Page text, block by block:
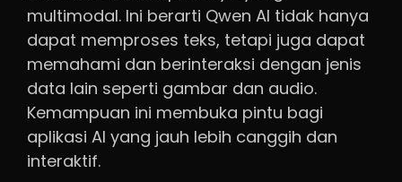
multimodal. Ini berarti Qwen AI tidak hanya
dapat memproses teks, tetapi juga dapat
memahami dan berinteraksi dengan jenis
data lain seperti gambar dan audio.
Kemampuan ini membuka pintu bagi
aplikasi AI yang jauh lebih canggih dan
interaktif.